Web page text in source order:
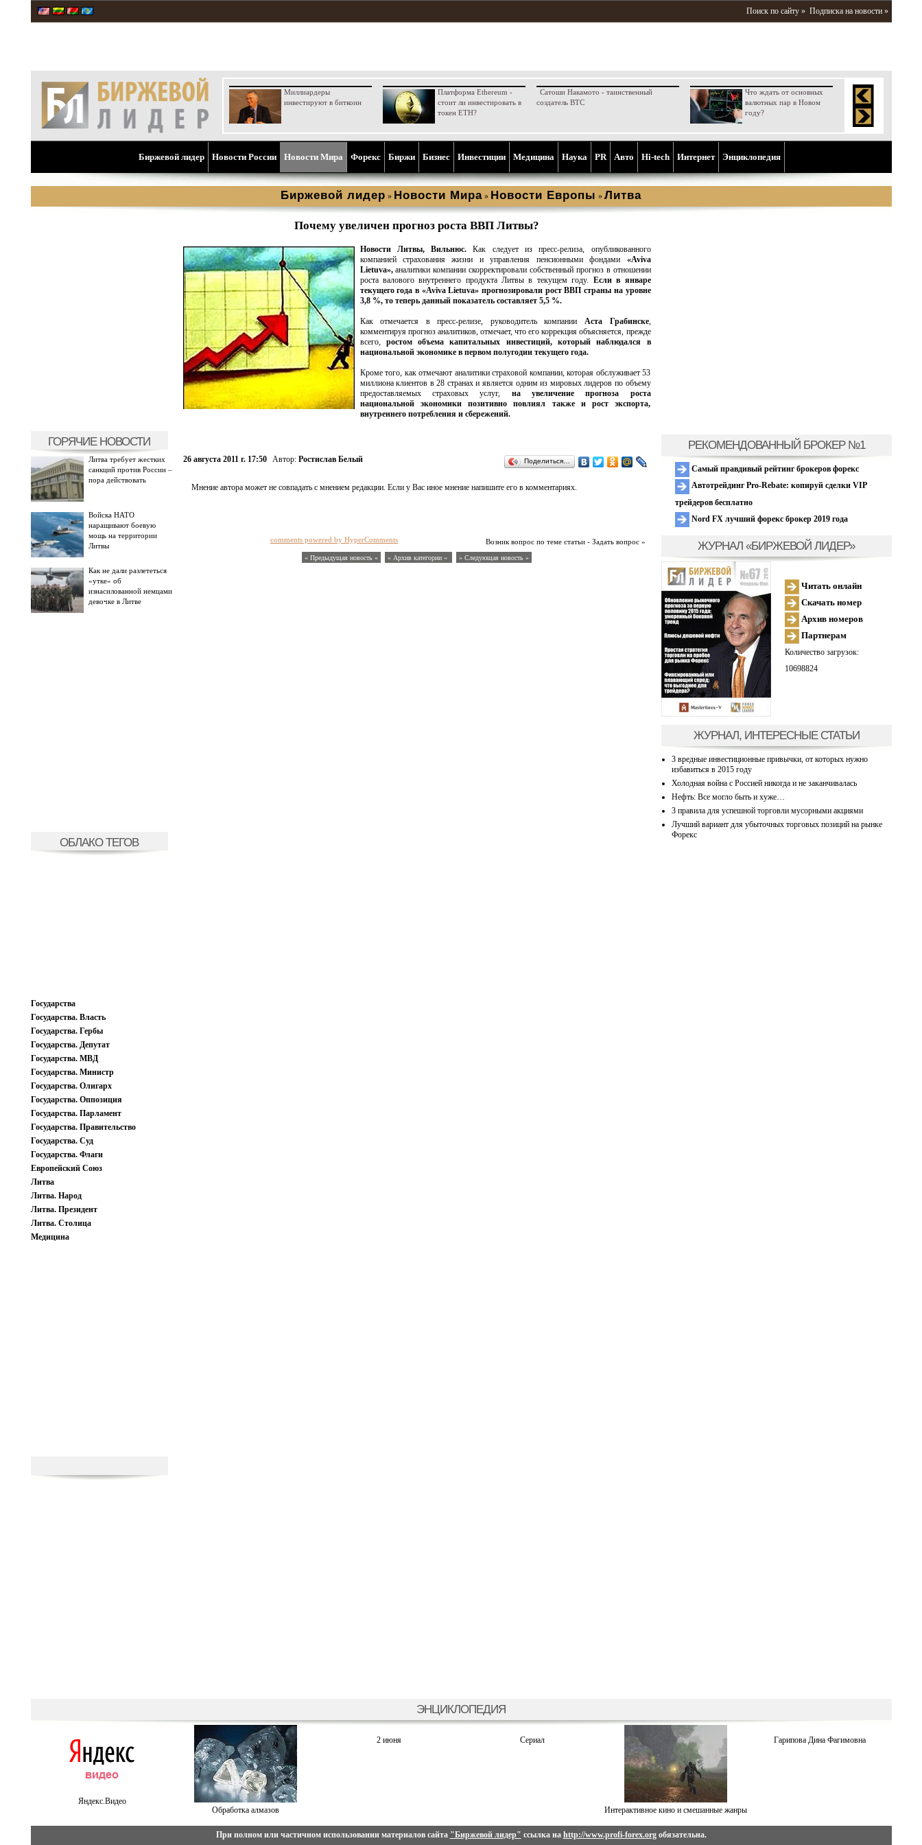
Поиск по сайту » Подписка на новости »
Миллиардеры
инвестируют в биткоин
Платформа Ethereum -
стоит ли инвестировать в
токен ETH?
Сатоши Накамото - таинственный
создатель BTC
Что ждать от основных
валютных пар в Новом
году?
Биржевой лидер Новости России Новости Мира Форекс Биржи Бизнес Инвестиции Медицина Наука PR Aвто Hi-tech Интернет Энциклопедия
Биржевой лидер » Новости Мира » Новости Европы » Литва
ГОРЯЧИЕ НОВОСТИ
Литва требует жестких
санкций против России –
пора действовать
Войска НАТО
наращивают боевую
мощь на территории
Литвы
Как не дали разлететься
«утке» об
изнасилованной немцами
девочке в Литве
ОБЛАКО ТЕГОВ
Государства
Государства. Власть
Государства. Гербы
Государства. Депутат
Государства. МВД
Государства. Министр
Государства. Олигарх
Государства. Оппозиция
Государства. Парламент
Государства. Правительство
Государства. Суд
Государства. Флаги
Европейский Союз
Литва
Литва. Народ
Литва. Президент
Литва. Столица
Медицина
Почему увеличен прогноз роста ВВП Литвы?
Новости Литвы, Вильнюс.Как следует из пресс-релиза, опубликованного
компанией страхования жизни и управления пенсионными фондами «Aviva
Lietuva»,аналитики компании скорректировали собственный прогноз в отношении
роста валового внутреннего продукта Литвы в текущем году. Если в январе
текущего года в «Aviva Lietuva» прогнозировали рост ВВП страны на уровне
3,8 %, то теперь данный показатель составляет 5,5 %.
Как отмечается в пресс-релизе, руководитель компании Аста Грабинске,
комментируя прогноз аналитиков, отмечает, что его коррекция объясняется, прежде
всего, ростом объема капитальных инвестиций, который наблюдался в
национальной экономике в первом полугодии текущего года.
Кроме того, как отмечают аналитики страховой компании, которая обслуживает 53
миллиона клиентов в 28 странах и является одним из мировых лидеров по объему
предоставляемых страховых услуг, на увеличение прогноза роста
национальной экономики позитивно повлиял также и рост экспорта,
внутреннего потребления и сбережений.
26 августа 2011 г. 17:50 Автор: Ростислав Белый Поделиться…
Мнение автора может не совпадать с мнением редакции. Если у Вас иное мнение напишите его в комментариях.
Возник вопрос по теме статьи - Задать вопрос »
comments powered by HyperComments
« Предыдущая новость « » Архив категории « » Следующая новость »
РЕКОМЕНДОВАННЫЙ БРОКЕР №1
Самый правдивый рейтинг брокеров форекс
Автотрейдинг Pro-Rebate: копируй сделки VIP
трейдеров бесплатно
Nord FX лучший форекс брокер 2019 года
ЖУРНАЛ «БИРЖЕВОЙ ЛИДЕР»
Читать онлайн
Скачать номер
Архив номеров
Партнерам
Количество загрузок:
10698824
ЖУРНАЛ, ИНТЕРЕСНЫЕ СТАТЬИ
3 вредные инвестиционные привычки, от которых нужно
избавиться в 2015 году
Холодная война с Россией никогда и не заканчивалась
Нефть: Все могло быть и хуже…
3 правила для успешной торговли мусорными акциями
Лучший вариант для убыточных торговых позиций на рынке
Форекс
ЭНЦИКЛОПЕДИЯ
Яндекс.Видео
Обработка алмазов
2 июня Сериал
Интерактивное кино и смешанные жанры
Гарипова Дина Фaгимовнa
При полном или частичном использовании материалов сайта "Биржевой лидер" ссылка на http://www.profi-forex.orgобязательна.